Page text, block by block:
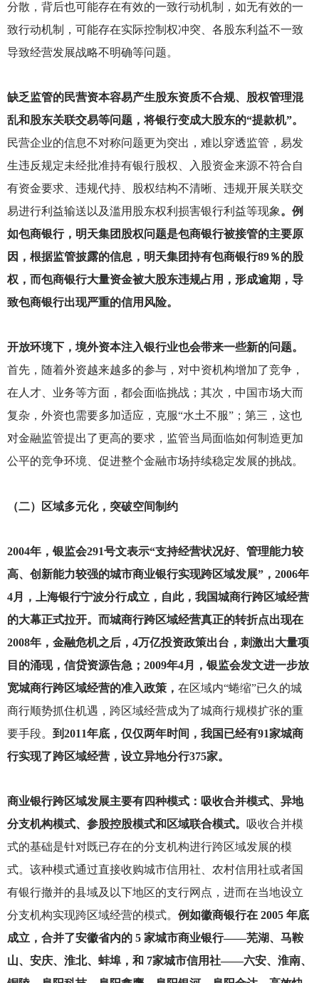
分散，背后也可能存在有效的一致行动机制，如无有效的一
致行动机制，可能存在实际控制权冲突、各股东利益不一致
导致经营发展战略不明确等问题。
缺乏监管的民营资本容易产生股东资质不合规、股权管理混
乱和股东关联交易等问题，将银行变成大股东的“提款机”。
民营企业的信息不对称问题更为突出，难以穿透监管，易发
生违反规定未经批准持有银行股权、入股资金来源不符合自
有资金要求、违规代持、股权结构不清晰、违规开展关联交
易进行利益输送以及滥用股东权利损害银行利益等现象。例
如包商银行，明天集团股权问题是包商银行被接管的主要原
因，根据监管披露的信息，明天集团持有包商银行89％的股
权，而包商银行大量资金被大股东违规占用，形成逾期，导
致包商银行出现严重的信用风险。
开放环境下，境外资本注入银行业也会带来一些新的问题。
首先，随着外资越来越多的参与，对中资机构增加了竞争，
在人才、业务等方面，都会面临挑战；其次，中国市场大而
复杂，外资也需要多加适应，克服“水土不服”；第三，这也
对金融监管提出了更高的要求，监管当局面临如何制造更加
公平的竞争环境、促进整个金融市场持续稳定发展的挑战。
（二）区域多元化，突破空间制约
2004年，银监会291号文表示“支持经营状况好、管理能力较
高、创新能力较强的城市商业银行实现跨区域发展”，2006年
4月，上海银行宁波分行成立，自此，我国城商行跨区域经营
的大幕正式拉开。而城商行跨区域经营真正的转折点出现在
2008年，金融危机之后，4万亿投资政策出台，刺激出大量项
目的涌现，信贷资源告急；2009年4月，银监会发文进一步放
宽城商行跨区域经营的准入政策， 在区域内“蜷缩”已久的城
商行顺势抓住机遇，跨区域经营成为了城商行规模扩张的重
要手段。 到2011年底，仅仅两年时间，我国已经有91家城商
行实现了跨区域经营，设立异地分行375家。
商业银行跨区域发展主要有四种模式：吸收合并模式、异地
分支机构模式、参股控股模式和区域联合模式。
吸收合并模
式的基础是针对既已存在的分支机构进行跨区域发展的模
式。该种模式通过直接收购城市信用社、农村信用社或者国
有银行撤并的县域及以下地区的支行网点，进而在当地设立
分支机构实现跨区域经营的模式。 例如徽商银行在 2005 年底
成立，合并了安徽省内的 5 家城市商业银行——芜湖、马鞍
山、安庆、淮北、蚌埠，和 7家城市信用社——六安、淮南、